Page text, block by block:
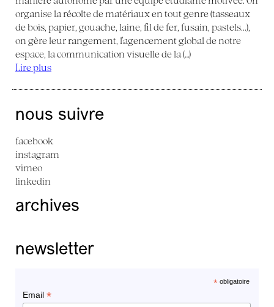
organise la récolte de matériaux en tout genre (tasseaux
de bois, papier, gouache, laine, fil de fer, fusain, pastels...),
on gère leur rangement, l’agencement global de notre
espace, la communication visuelle de la (…)
Lire plus
nous suivre
facebook
instagram
vimeo
linkedin
archives
newsletter
*obligatoire
Email *